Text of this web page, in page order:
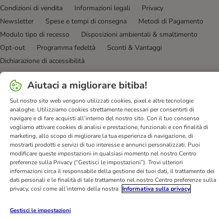
Condizioni di vendita
Informazioni legali
Privacy
Newsletter
Spese e tempi di consegna
Metodi di Pagamento
Modulo tipo di recesso
Disposizioni ambientali & smaltimento
Opt-out
Programma fedeltà
Sconti & Vantaggi
Dichiarazione di accessibilità
bitiba GmbH 2026
Aiutaci a migliorare bitiba!
Sul nostro sito web vengono utilizzati cookies, pixel e altre tecnologie
analoghe. Utilizziamo cookies strettamente necessari per consentirti di
navigare e di fare acquisti all’interno del nostro sito. Con il tuo consenso
vogliamo attivare cookies di analisi e prestazione, funzionali e con finalità di
marketing, allo scopo di migliorare la tua esperienza di navigazione, di
mostrarti prodotti e servizi di tuo interesse e annunci personalizzati. Puoi
modificare queste impostazioni in qualsiasi momento nel nostro Centro
preferenze sulla Privacy (“Gestisci le impostazioni”). Trovi ulteriori
informazioni circa il responsabile della gestione dei tuoi dati, il trattamento dei
dati personali e le finalità di tale trattamento nel nostro Centro preferenze sulla
privacy, così come all’interno della nostra Informativa sulla privacy
Gestisci le impostazioni